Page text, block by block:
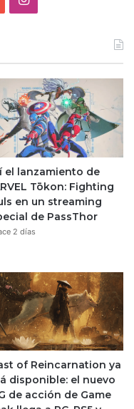
el lanzamiento de
Tōkon: Fighting
en un streaming
de PassThor
2 días
of Reincarnation ya
disponible: el nuevo
de acción de Game